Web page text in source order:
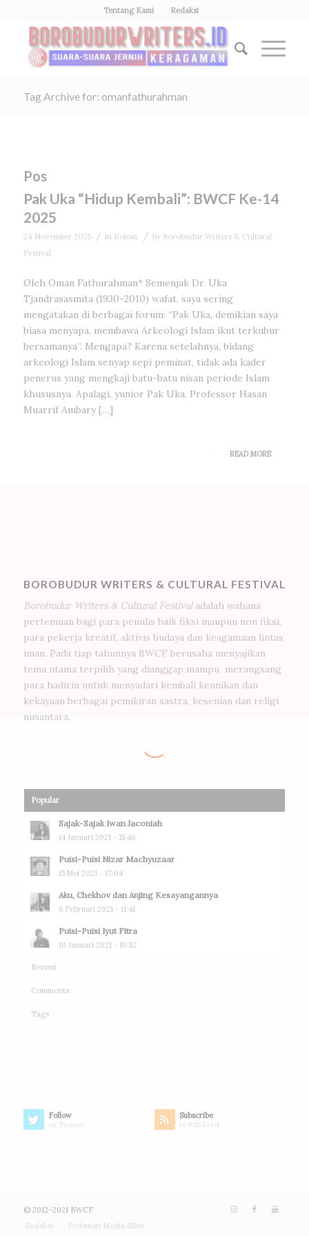
Tentang Kami Redaksi
Tag Archive for: omanfathurahman
Pos
Pak Uka “Hidup Kembali”: BWCF Ke-14
2025
24 November 2025 / in Kolom / by Borobudur Writers & Cultural
Festival
Oleh Oman Fathurahman* Semenjak Dr. Uka
Tjandrasasmita (1930-2010) wafat, saya sering
mengatakan di berbagai forum: “Pak Uka, demikian saya
biasa menyapa, membawa Arkeologi Islam ikut terkubur
bersamanya”. Mengapa? Karena setelahnya, bidang
arkeologi Islam senyap sepi peminat, tidak ada kader
penerus yang mengkaji batu-batu nisan periode Islam
khususnya. Apalagi, yunior Pak Uka, Professor Hasan
Muarrif Ambary […]
READ MORE
BOROBUDUR WRITERS & CULTURAL FESTIVAL
Borobudur Writers & Cultural Festival adalah wahana
pertemuan bagi para penulis baik fiksi maupun non fiksi,
para pekerja kreatif, aktivis budaya dan keagamaan lintas
iman. Pada tiap tahunnya BWCF berusaha menyajikan
tema utama terpilih yang dianggap mampu merangsang
para hadirin untuk menyadari kembali keunikan dan
kekayaan berbagai pemikiran sastra, kesenian dan religi
nusantara.
Popular
Sajak-Sajak Iwan Jaconiah
14 Januari 2021 - 15:46
Puisi-Puisi Nizar Machyuzaar
15 Mei 2021 - 17:04
Aku, Chekhov dan Anjing Kesayangannya
6 Februari 2021 - 11:41
Puisi-Puisi Iyut Fitra
10 Januari 2021 - 16:52
Recent
Comments
Tags
Follow
on Twitter
Subscribe
to RSS Feed
© 2012–2021 BWCF
Redaksi
Pedoman Media Siber